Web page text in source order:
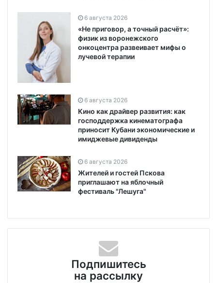
6 августа 2026
«Не приговор, а точный расчёт»:
физик из воронежского
онкоцентра развеивает мифы о
лучевой терапии
6 августа 2026
Кино как драйвер развития: как
господдержка кинематографа
приносит Кубани экономические и
имиджевые дивиденды
6 августа 2026
Жителей и гостей Пскова
приглашают на яблочный
фестиваль "Лешуга"
Подпишитесь
на рассылку